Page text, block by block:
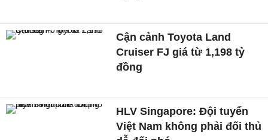
Cận cảnh Toyota Land
Cruiser FJ giá từ 1,198 tỷ
đồng
HLV Singapore: Đội tuyển
Việt Nam không phải đối thủ